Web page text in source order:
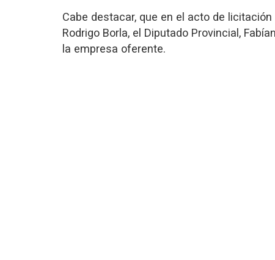
Cabe destacar, que en el acto de
Rodrigo Borla, el Diputado Provincial,
la empresa oferente.